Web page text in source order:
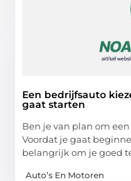
Een bedrijfsauto
gaat starten
Ben je van plan om
Voordat je gaat
belangrijk om je goed
Auto’s En Motoren